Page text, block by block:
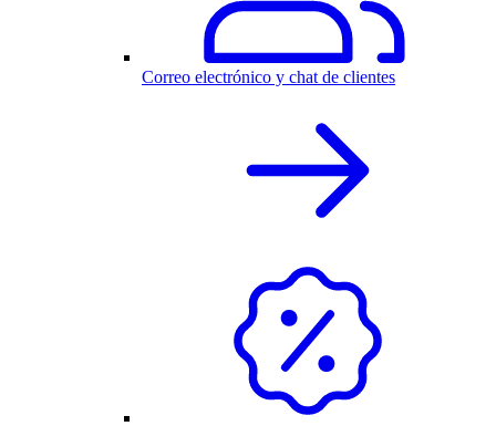
Correo electrónico y chat de clientes